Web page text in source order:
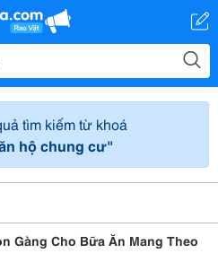
tìm kiếm từ khoá
hộ chung cư"
Gàng Cho Bữa Ăn Mang Theo